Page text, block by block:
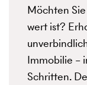
Möchten
wert ist?
Immobilie –
Schritten.